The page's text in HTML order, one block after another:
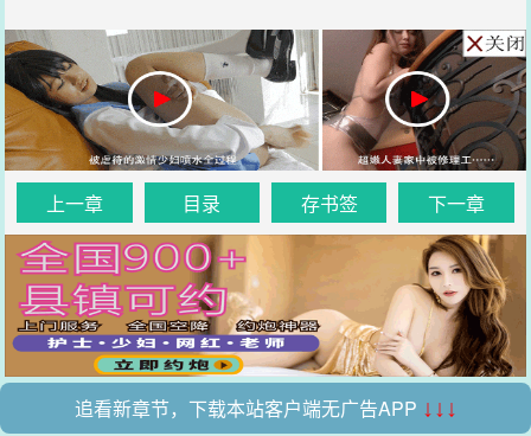
上一章 目录 存书签 下一章
追看新章节，下载本站客户端无广告APP ↓↓↓